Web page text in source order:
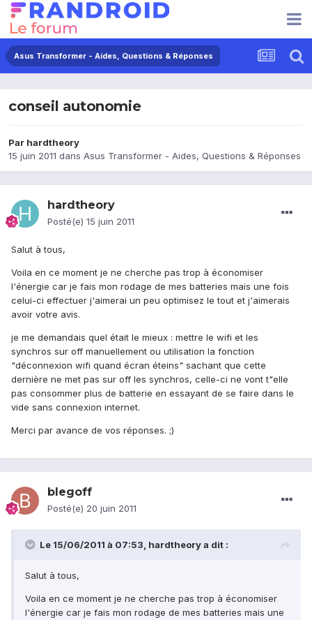
Asus Transformer - Aides, Questions & Réponses
conseil autonomie
Par hardtheory
15 juin 2011 dans Asus Transformer - Aides, Questions & Réponses
hardtheory
Posté(e) 15 juin 2011
Salut à tous,
Voila en ce moment je ne cherche pas trop à économiser
l'énergie car je fais mon rodage de mes batteries mais une fois
celui-ci effectuer j'aimerai un peu optimisez le tout et j'aimerais
avoir votre avis.
je me demandais quel était le mieux : mettre le wifi et les
synchros sur off manuellement ou utilisation la fonction
"déconnexion wifi quand écran éteins" sachant que cette
dernière ne met pas sur off les synchros, celle-ci ne vont t"elle
pas consommer plus de batterie en essayant de se faire dans le
vide sans connexion internet.
Merci par avance de vos réponses. ;)
blegoff
Posté(e) 20 juin 2011
Le 15/06/2011 à 07:53, hardtheory a dit :
Salut à tous,
Voila en ce moment je ne cherche pas trop à économiser
l'énergie car je fais mon rodage de mes batteries mais une